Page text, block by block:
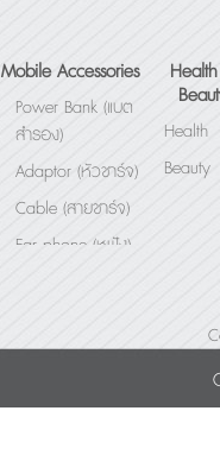
Mobile Accessories
Power Bank (แบต
สำรอง)
Adaptor (หัวชาร์จ)
Cable (สายชาร์จ)
Ear phone (หูฟัง)
Others (อื่นๆ)
Health
Beauty